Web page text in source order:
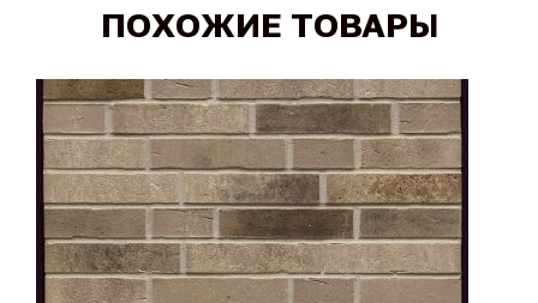
ПОХОЖИЕ ТОВАРЫ